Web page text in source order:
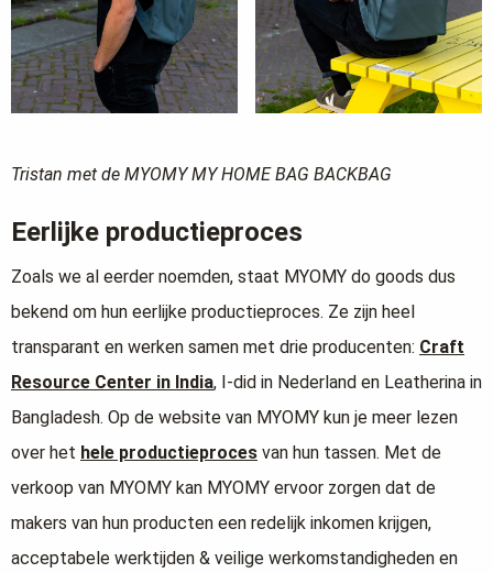
Tristan met de MYOMY MY HOME BAG BACKBAG
Eerlijke productieproces
Zoals we al eerder noemden, staat MYOMY do goods dus
bekend om hun eerlijke productieproces. Ze zijn heel
transparant en werken samen met drie producenten: Craft
Resource Center in India, I-did in Nederland en Leatherina in
Bangladesh. Op de website van MYOMY kun je meer lezen
over het hele productieproces van hun tassen. Met de
verkoop van MYOMY kan MYOMY ervoor zorgen dat de
makers van hun producten een redelijk inkomen krijgen,
acceptabele werktijden & veilige werkomstandigheden en